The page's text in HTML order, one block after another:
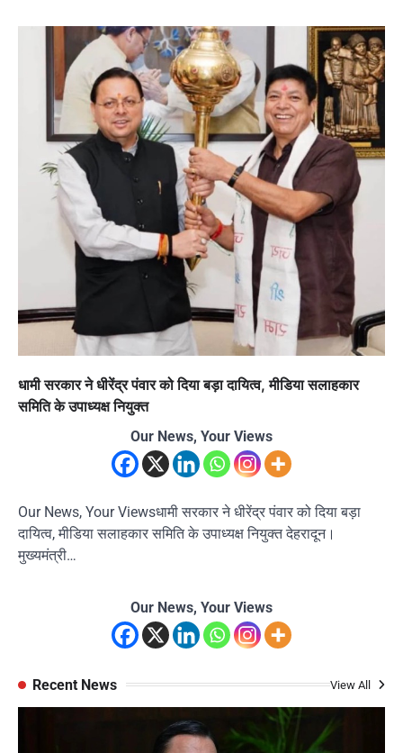
धामी सरकार ने धीरेंद्र पंवार को दिया बड़ा दायित्व, मीडिया सलाहकार
समिति के उपाध्यक्ष नियुक्त
Our News, Your Views
Our News, Your Viewsधामी सरकार ने धीरेंद्र पंवार को दिया बड़ा
दायित्व, मीडिया सलाहकार समिति के उपाध्यक्ष नियुक्त देहरादून।
मुख्यमंत्री…
Our News, Your Views
Recent News View All